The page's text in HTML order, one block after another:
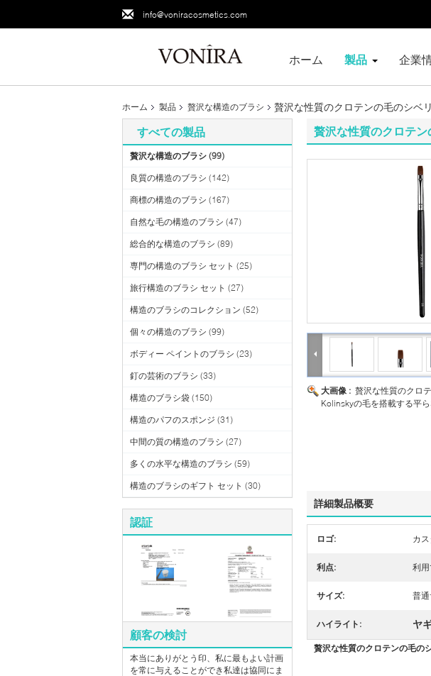
info@voniracosmetics.com
ホーム 製品 企業
ホーム 製品 贅沢な構造のブラシ 贅沢な性質のクロテンの毛のシベ
すべての製品
贅沢な構造のブラシ (99)
良質の構造のブラシ (142)
商標の構造のブラシ (167)
自然な毛の構造のブラシ (47)
総合的な構造のブラシ (89)
専門の構造のブラシ セット (25)
旅行構造のブラシ セット (27)
構造のブラシのコレクション (52)
個々の構造のブラシ (99)
ボディー ペイントのブラシ (23)
釘の芸術のブラシ (33)
構造のブラシ袋 (150)
構造のパフのスポンジ (31)
中間の質の構造のブラシ (27)
多くの水平な構造のブラシ (59)
構造のブラシのギフト セット (30)
認証
顧客の検討
本当にありがとう印、私に最もよい計画
を常に与えることができ私達は協同にま
贅沢な性質のクロテ
大画像 : 贅沢な性質のクロ
Kolinskyの毛を搭載する平
詳細製品概要
ロゴ: カ
利点: 利
サイズ: 普
ハイライト: ヤ
贅沢な性質のクロテンの毛の